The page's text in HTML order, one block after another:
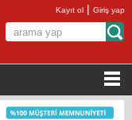
Kayıt ol |Giriş yap